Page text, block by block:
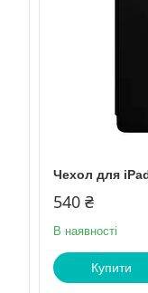
Чехол для
540 ₴
В наявності
Купити